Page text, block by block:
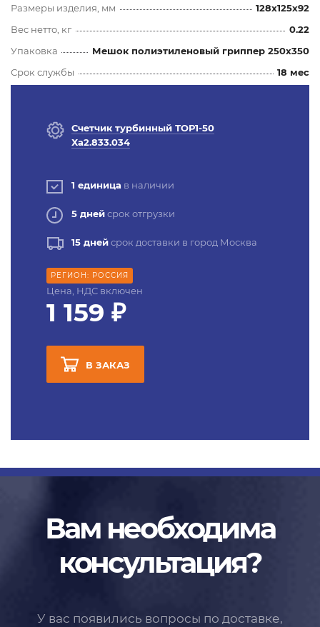
Размеры изделия, мм
128x125x92
Вес нетто, кг
0.22
Упаковка
Мешок полиэтиленовый гриппер 250х350
Срок службы
18 мес
Счетчик турбинный ТОР1-50
Ха2.833.034
1 единица в наличии
5 днейсрок отгрузки
15 днейсрок доставки в город Москва
РЕГИОН: РОССИЯ
Цена, НДС включен
1 159 ₽
В ЗАКАЗ
Вам необходима
консультация?
У вас появились вопросы по доставке,